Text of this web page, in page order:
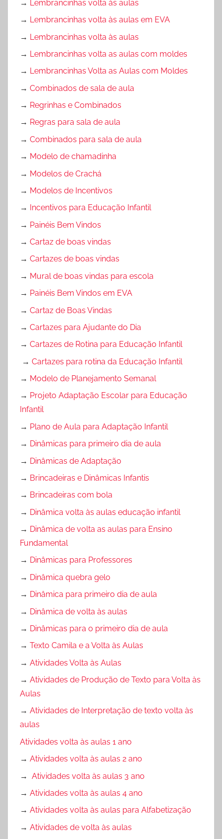
→ Lembrancinhas volta às aulas
→ Lembrancinhas volta às aulas em EVA
→ Lembrancinhas volta às aulas
→ Lembrancinhas volta as aulas com moldes
→ Lembrancinhas Volta as Aulas com Moldes
→ Combinados de sala de aula
→ Regrinhas e Combinados
→ Regras para sala de aula
→ Combinados para sala de aula
→ Modelo de chamadinha
→ Modelos de Crachá
→ Modelos de Incentivos
→
Incentivos para Educação Infantil
→ Painéis Bem Vindos
→ Cartaz de boas vindas
→ Cartazes de boas vindas
→ Mural de boas vindas para escola
→ Painéis Bem Vindos em EVA
→ Cartaz de Boas Vindas
→ Cartazes para Ajudante do Dia
→ Cartazes de Rotina para Educação Infantil
→ Cartazes para rotina da Educação Infantil
→ Modelo de Planejamento Semanal
→ Projeto Adaptação Escolar para Educação
Infantil
→ Plano de Aula para Adaptação Infantil
→ Dinâmicas para primeiro dia de aula
→ Dinâmicas de Adaptação
→ Brincadeiras e Dinâmicas Infantis
→ Brincadeiras com bola
→ Dinâmica volta às aulas educação infantil
→ Dinâmica de volta as aulas para Ensino
Fundamental
→ Dinâmicas para Professores
→ Dinâmica quebra gelo
→ Dinâmica para primeiro dia de aula
→ Dinâmica de volta às aulas
→ Dinâmicas para o primeiro dia de aula
→ Texto Camila e a Volta às Aulas
→ Atividades Volta às Aulas
→ Atividades de Produção de Texto para Volta às
Aulas
→ Atividades de Interpretação de texto volta às
aulas
Atividades volta às aulas 1 ano
→ Atividades volta às aulas 2 ano
→ Atividades volta às aulas 3 ano
→ Atividades volta às aulas 4 ano
→ Atividades volta às aulas para Alfabetização
→ Atividades de volta às aulas